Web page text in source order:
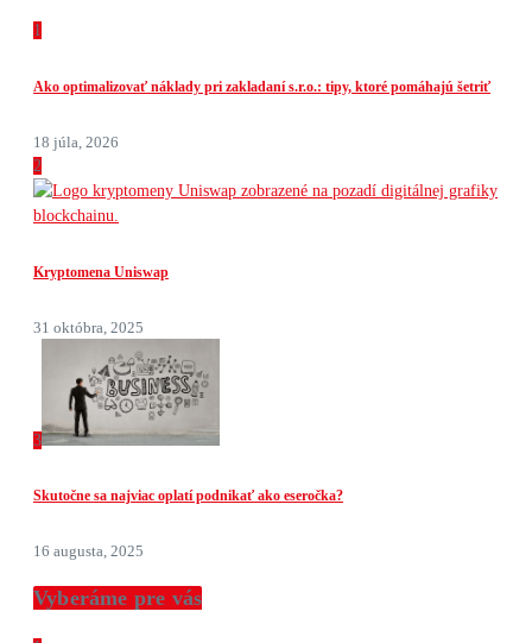
1
Ako optimalizovať náklady pri zakladaní s.r.o.: tipy, ktoré pomáhajú šetriť
18 júla, 2026
2
Kryptomena Uniswap
31 októbra, 2025
3
Skutočne sa najviac oplatí podnikať ako eseročka?
16 augusta, 2025
Vyberáme pre vás